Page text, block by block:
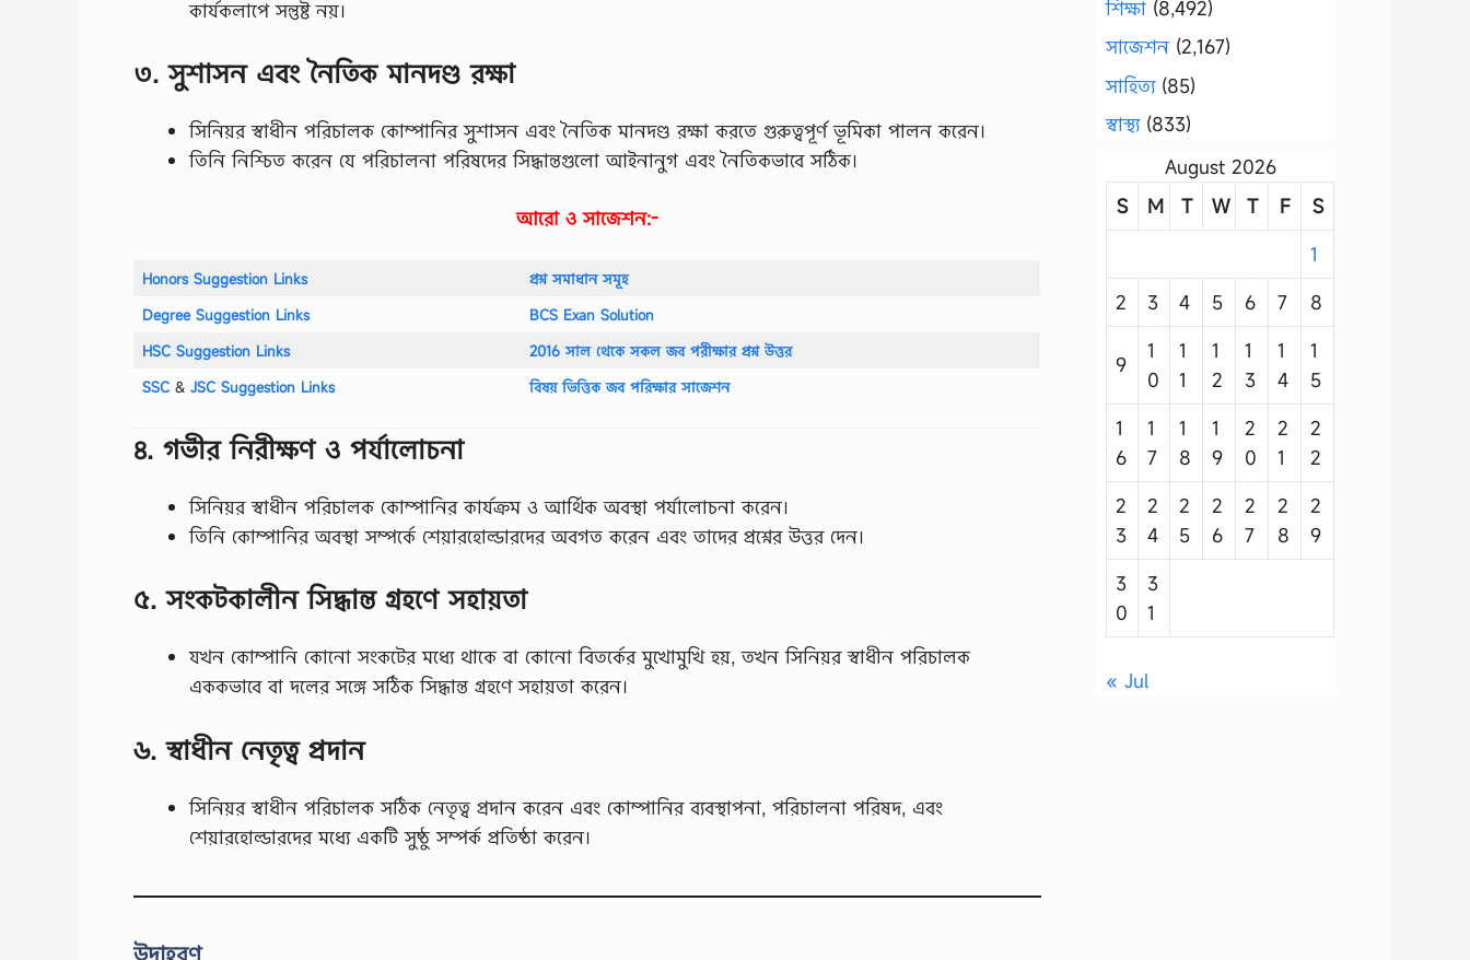
কার্যকলাপে সন্তুষ্ট নয়।
৩. সুশাসন এবং নৈতিক মানদণ্ড রক্ষা
সিনিয়র স্বাধীন পরিচালক কোম্পানির সুশাসন এবং নৈতিক মানদণ্ড রক্ষা করতে গুরুত্বপূর্ণ ভূমিকা পালন করেন।
তিনি নিশ্চিত করেন যে পরিচালনা পরিষদের সিদ্ধান্তগুলো আইনানুগ এবং নৈতিকভাবে সঠিক।
আরো ও সাজেশন:-
Honors Suggestion Links
প্রশ্ন সমাধান সমূহ
Degree Suggestion Links
BCS Exan Solution
HSC Suggestion Links
2016 সাল থেকে সকল জব পরীক্ষার প্রশ্ন উত্তর
SSC ‍& JSC Suggestion Links বিষয় ভিত্তিক জব পরিক্ষার সাজেশন
৪. গভীর নিরীক্ষণ ও পর্যালোচনা
সিনিয়র স্বাধীন পরিচালক কোম্পানির কার্যক্রম ও আর্থিক অবস্থা পর্যালোচনা করেন।
তিনি কোম্পানির অবস্থা সম্পর্কে শেয়ারহোল্ডারদের অবগত করেন এবং তাদের প্রশ্নের উত্তর দেন।
৫. সংকটকালীন সিদ্ধান্ত গ্রহণে সহায়তা
যখন কোম্পানি কোনো সংকটের মধ্যে থাকে বা কোনো বিতর্কের মুখোমুখি হয়, তখন সিনিয়র স্বাধীন পরিচালক
এককভাবে বা দলের সঙ্গে সঠিক সিদ্ধান্ত গ্রহণে সহায়তা করেন।
৬. স্বাধীন নেতৃত্ব প্রদান
সিনিয়র স্বাধীন পরিচালক সঠিক নেতৃত্ব প্রদান করেন এবং কোম্পানির ব্যবস্থাপনা, পরিচালনা পরিষদ, এবং
শেয়ারহোল্ডারদের মধ্যে একটি সুষ্ঠু সম্পর্ক প্রতিষ্ঠা করেন।
উদাহরণ
শিক্ষা (8,492)
সাজেশন (2,167)
সাহিত্য(85)
স্বাস্থ্য(833)
August 2026
S
M T W T F
S
1
2
3 4 5 6 7 8
9
1
0
1
1
1
2
1
3
1
4
1
5
1
6
1
7
1
8
1
9
2
0
2
1
2
2
2
3
2
4
2
5
2
6
2
7
2
8
2
9
3
0
3
1
« Jul